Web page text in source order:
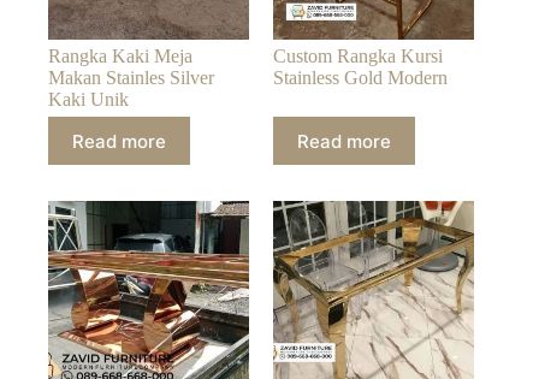
Rangka Kaki Meja
Makan Stainles Silver
Kaki Unik
Read more
Custom Rangka Kursi
Stainless Gold Modern
Read more